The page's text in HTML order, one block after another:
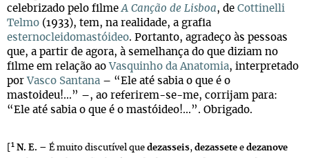
celebrizado pelo filmeA Canção de Lisboa, de Cottinelli
Telmo (1933), tem, na realidade, a grafia
esternocleidomastóideo. Portanto, agradeço às pessoas
que, a partir de agora, à semelhança do que diziam no
filme em relação ao Vasquinho da Anatomia, interpretado
por Vasco Santana – “Ele até sabia o que é o
mastoideu!...” –, ao referirem-se-me, corrijam para:
“Ele até sabia o que é o mastóideo!...”. Obrigado.
1 N. E. – É muito discutível que dezasseis, dezassete e dezanove